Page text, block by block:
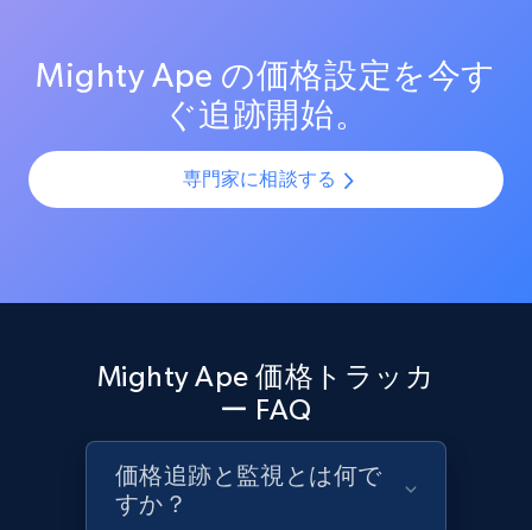
Asin, URL, Name, Sponsored, Initial price, Final
price, Currency, Sold, and more.
181+ 今すぐ始める
Rating, Reviews count, Initial price, Discount,
and more.
1.3K+ 176+ 今すぐ始める
トフォームで一貫性と正確性を確保します。
Mighty Ape の価格設定を今す
ぐ追跡開始。
専門家に相談する
Mighty Ape 価格トラッカ
ー FAQ
価格追跡と監視とは何で
すか？